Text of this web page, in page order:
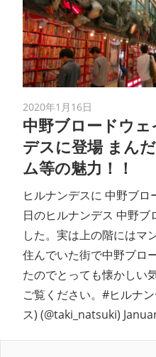
2020年1月16日
中野ブロードウ
デスに登場 まん
ム等の魅力！！
ヒルナンデスに 中野ブ
日のヒルナンデス 中野ブ
した。実は上の階にはマ
住んでいた街で中野ブロ
たのでとっても懐かしい
ご覧ください。#ヒルナ
ス) (@taki_natsuki)